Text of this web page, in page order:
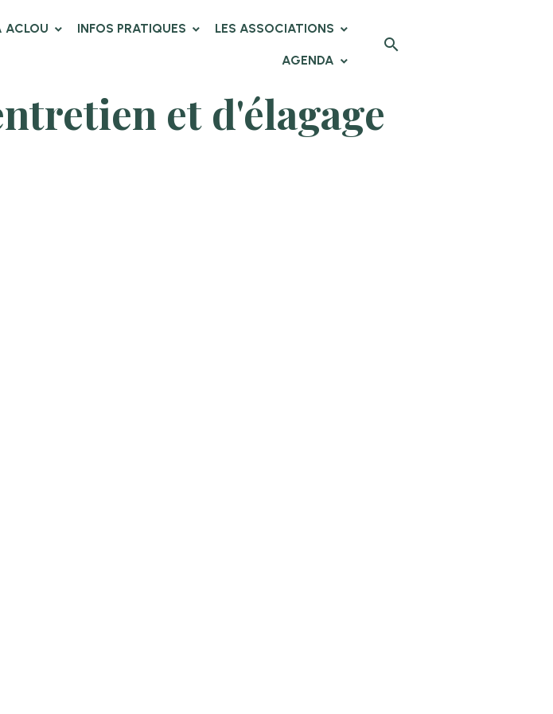
ACLOU INFOS PRATIQUES LES ASSOCIATIONS
AGENDA
et d'élagage